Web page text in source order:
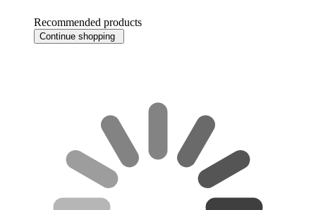
Recommended products
Continue shopping